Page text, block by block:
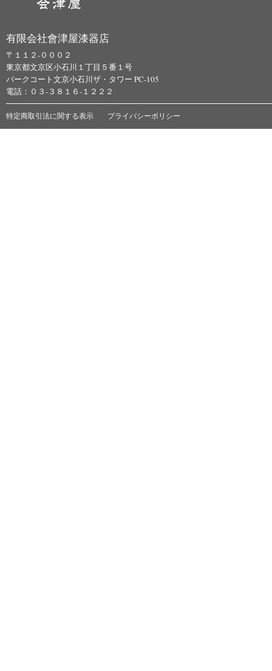
有限会社會津屋漆器店
〒１１２-０００２
東京都文京区小石川１丁目５番１号
パークコート文京小石川ザ・タワー PC-105
電話：０３-３８１６-１２２２
特定商取引法に関する表示 プライバシーポリシー